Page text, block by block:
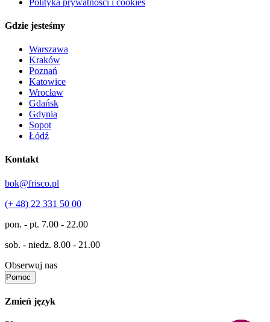
Gdzie jesteśmy
Warszawa
Kraków
Poznań
Katowice
Wrocław
Gdańsk
Gdynia
Sopot
Łódź
Kontakt
bok@frisco.pl
(+ 48) 22 331 50 00
pon. - pt. 7.00 - 22.00
sob. - niedz. 8.00 - 21.00
Obserwuj nas
Pomoc
Zmień język